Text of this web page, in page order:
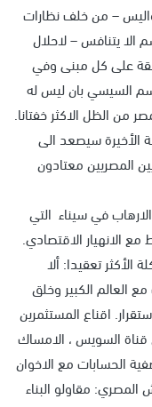
– من خلف نظارات
يتنافس – لاحلال
على كل مبنى وفي
السيسي بان ليس له
من الظل الاكثر خفتانا.
الأخيرة سيصعد الى
المصريين معتادون
في سيناء التي
الانهيار الاقتصادي.
الأكثر تعقيدا: ألا
العالم الكبير وخلق
اقناع المستثمرين
قناة السويس ، الامساك
الحسابات مع الاخوان
المصري: مقاولو البناء